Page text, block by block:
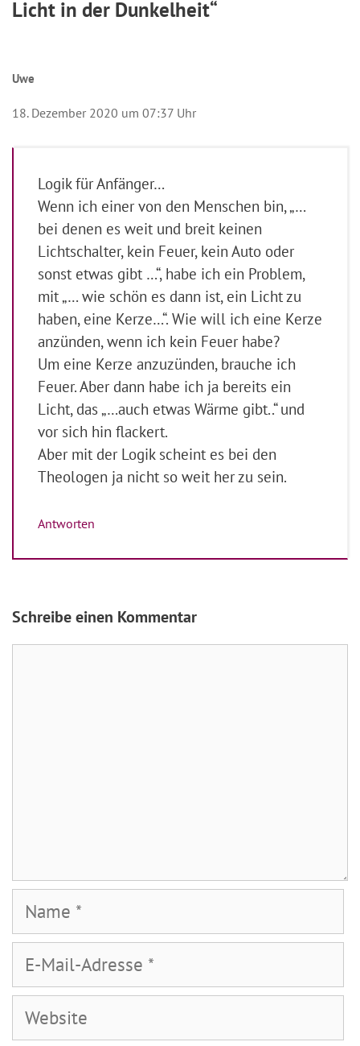
Licht in der Dunkelheit“
Uwe
18. Dezember 2020 um 07:37 Uhr
Logik für Anfänger…
Wenn ich einer von den Menschen bin, „…
bei denen es weit und breit keinen
Lichtschalter, kein Feuer, kein Auto oder
sonst etwas gibt …“, habe ich ein Problem,
mit „… wie schön es dann ist, ein Licht zu
haben, eine Kerze…“. Wie will ich eine Kerze
anzünden, wenn ich kein Feuer habe?
Um eine Kerze anzuzünden, brauche ich
Feuer. Aber dann habe ich ja bereits ein
Licht, das „…auch etwas Wärme gibt..“ und
vor sich hin flackert.
Aber mit der Logik scheint es bei den
Theologen ja nicht so weit her zu sein.
Antworten
Schreibe einen Kommentar
Mail-
Adresse